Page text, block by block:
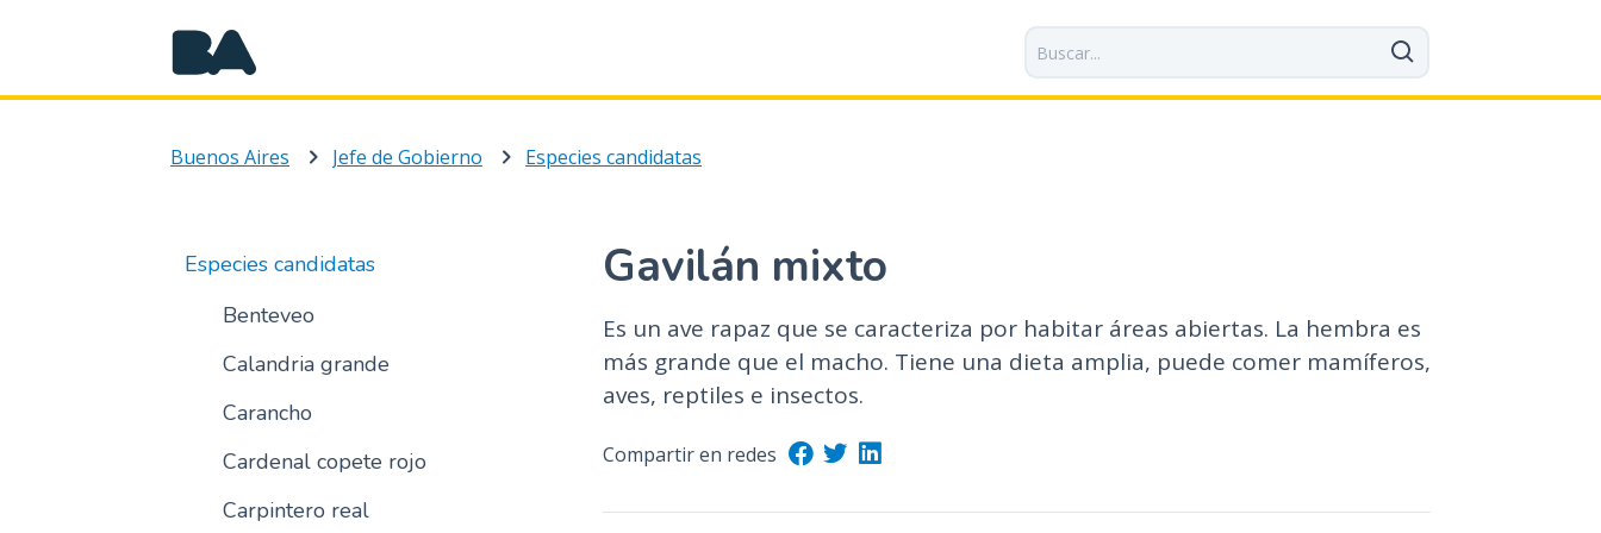
a
n
e
n
i
o
p
Buenos Aires Jefe de Gobierno Especies candidatas
Especies candidatas
Benteveo
Calandria grande
Carancho
Cardenal copete rojo
Carpintero real
Gavilán mixto
Es un ave rapaz que se caracteriza por habitar áreas abiertas. La hembra es
más grande que el macho. Tiene una dieta amplia, puede comer mamíferos,
aves, reptiles e insectos.
Compartir en redes